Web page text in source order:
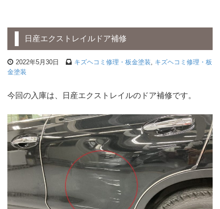
日産エクストレイルドア補修
2022年5月30日 キズヘコミ修理・板金塗装, キズヘコミ修理・板
金塗装
今回の入庫は、日産エクストレイルのドア補修です。